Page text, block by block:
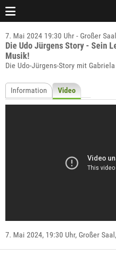
7. Mai 2024 19:30 Uhr - Großer Saal
Die Udo Jürgens Story - Sein
Musik!
Die Udo-Jürgens-Story mit
Information Video
7. Mai 2024, 19:30 Uhr, Großer Saal